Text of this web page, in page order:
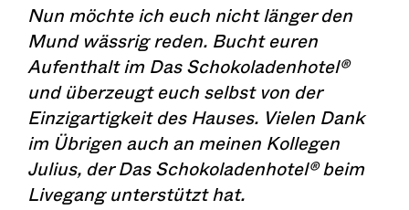
Nun möchte ich euch nicht länger den
Mund wässrig reden. Bucht euren
Aufenthalt im Das Schokoladenhotel®
und überzeugt euch selbst von der
Einzigartigkeit des Hauses. Vielen Dank
im Übrigen auch an meinen Kollegen
Julius, der Das Schokoladenhotel® beim
Livegang unterstützt hat.